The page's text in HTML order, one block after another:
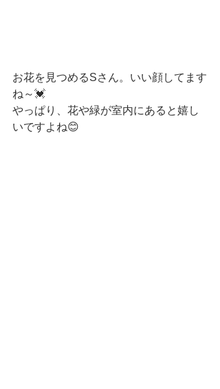
お花を見つめるSさん。いい顔してます
ね～💓
やっぱり、花や緑が室内にあると嬉し
いですよね😊